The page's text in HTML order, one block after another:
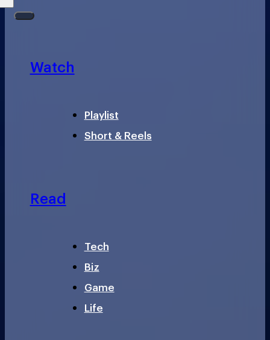
Watch
Playlist
Short & Reels
Read
Tech
Biz
Game
Life